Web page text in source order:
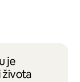
je
života